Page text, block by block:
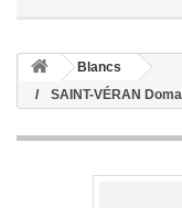
Blancs
SAINT-VÉRAN